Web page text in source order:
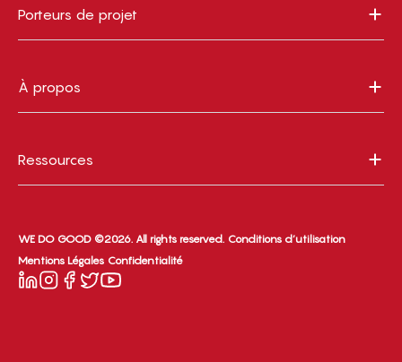
Porteurs de projet
À propos
Ressources
WE DO GOOD ©2026. All rights reserved. Conditions d’utilisation
Mentions Légales Confidentialité